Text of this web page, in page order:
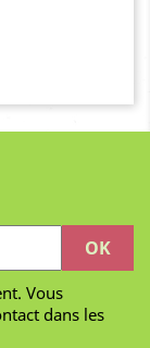
Vous
dans les